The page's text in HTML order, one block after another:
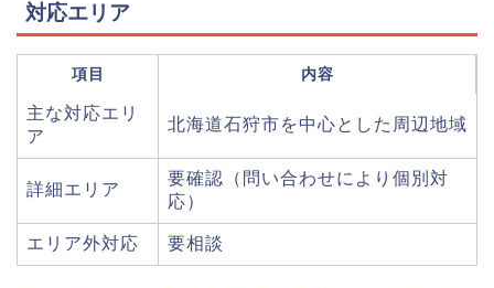
対応エリア
項目 内容
主な対応エリ
ア
北海道石狩市を中心とした周辺地域
詳細エリア
要確認（問い合わせにより個別対
応）
エリア外対応 要相談